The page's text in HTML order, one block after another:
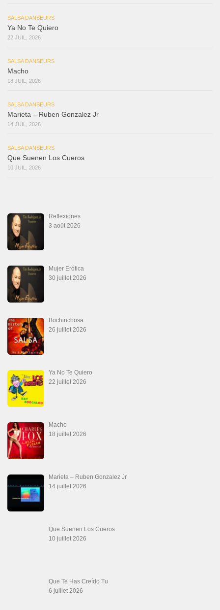
SALSA DANSEURS
Ya No Te Quiero
22 JUIL, 2026
SALSA DANSEURS
Macho
18 JUIL, 2026
SALSA DANSEURS
Marieta – Ruben Gonzalez Jr
14 JUIL, 2026
SALSA DANSEURS
Que Suenen Los Cueros
10 JUIL, 2026
Reflexiones
3 août 2026
Mujer Erótica
30 juillet 2026
Bochinchosa
26 juillet 2026
Ya No Te Quiero
22 juillet 2026
Macho
18 juillet 2026
Marieta – Ruben Gonzalez Jr
14 juillet 2026
Que Suenen Los Cueros
10 juillet 2026
Que Te Has Creído Tu
6 juillet 2026